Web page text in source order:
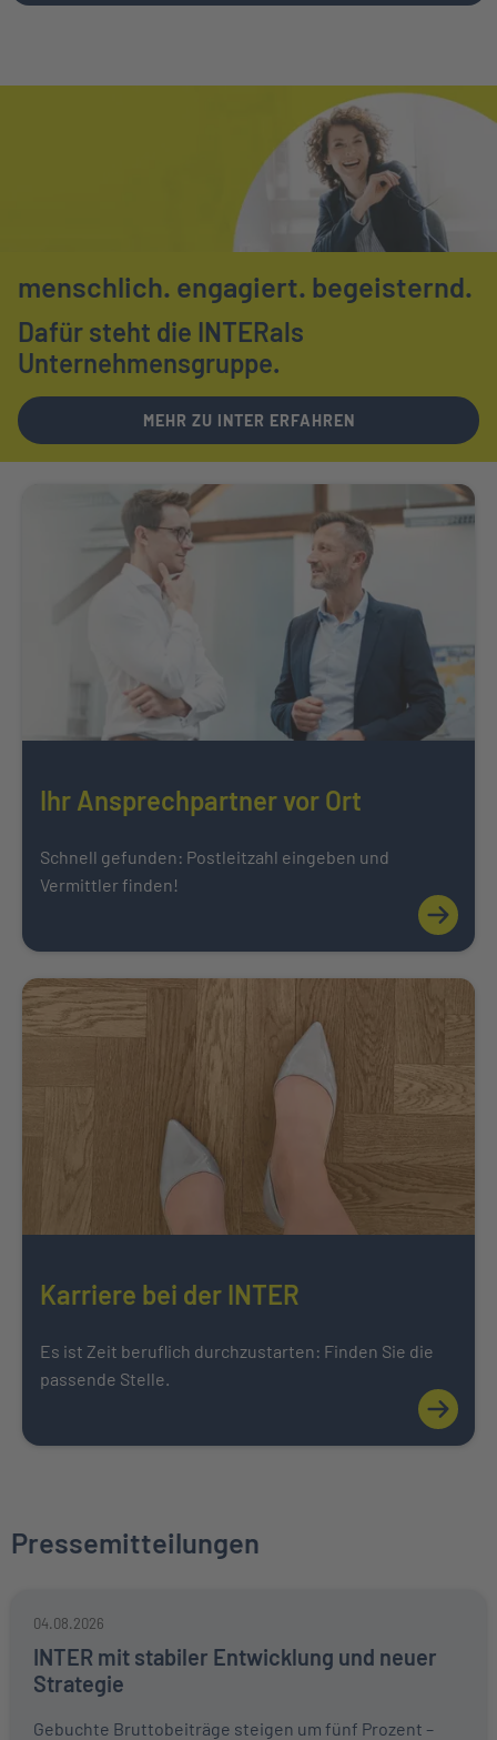
menschlich. engagiert. begeisternd.
Dafür steht die INTERals
Unternehmensgruppe.
MEHR ZU INTER ERFAHREN
Weiter zu Ihr Ansprechpartner vor Ort
Ihr Ansprechpartner vor Ort
Schnell gefunden: Postleitzahl eingeben und
Vermittler finden!
Mehr
Weiter zu Karriere bei der INTER
Karriere bei der INTER
Es ist Zeit beruflich durchzustarten: Finden Sie die
passende Stelle.
Mehr
Pressemitteilungen
04.08.2026
INTER mit stabiler Entwicklung und neuer
Strategie
Gebuchte Bruttobeiträge steigen um fünf Prozent –